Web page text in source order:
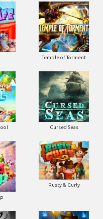
Temple of Torment
Cursed Seas
Rusty & Curly